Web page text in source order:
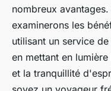
nombreux
examinerons les
utilisant un service
en mettant en
et la tranquillité